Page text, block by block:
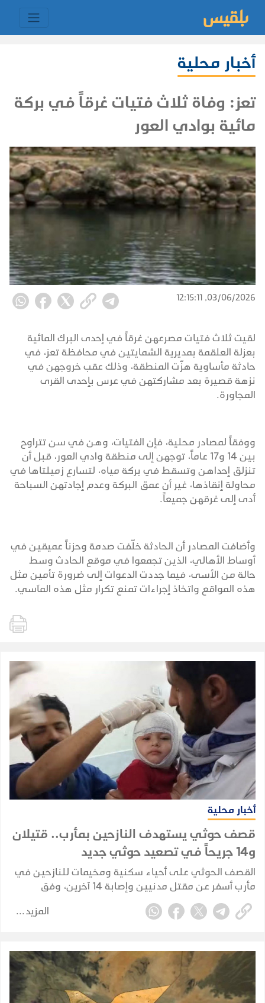
أخبار محلية
تعز: وفاة ثلاث فتيات غرقاً في بركة
مائية بوادي العور
03/06/2026, 12:15:11
لقيت ثلاث فتيات مصرعهن غرقاً في إحدى البرك المائية
بعزلة العلقمة بمديرية الشمايتين في محافظة تعز، في
حادثة مأساوية هزّت المنطقة، وذلك عقب خروجهن في
نزهة قصيرة بعد مشاركتهن في عرس بإحدى القرى
المجاورة.
ووفقاً لمصادر محلية، فإن الفتيات، وهن في سن تتراوح
بين 14 و17 عاماً، توجهن إلى منطقة وادي العور، قبل أن
تنزلق إحداهن وتسقط في بركة مياه، لتسارع زميلتاها في
محاولة إنقاذها، غير أن عمق البركة وعدم إجادتهن السباحة
أدى إلى غرقهن جميعاً.
وأضافت المصادر أن الحادثة خلّفت صدمة وحزناً عميقين في
أوساط الأهالي، الذين تجمعوا في موقع الحادث وسط
حالة من الأسى، فيما جددت الدعوات إلى ضرورة تأمين مثل
هذه المواقع واتخاذ إجراءات تمنع تكرار مثل هذه المآسي.
أخبار محلية
قصف حوثي يستهدف النازحين بمأرب.. قتيلان
و14 جريحاً في تصعيد حوثي جديد
القصف الحوثي على أحياء سكنية ومخيمات للنازحين في
مأرب أسفر عن مقتل مدنيين وإصابة 14 آخرين، وفق
حصيلة أولية أعلنها وزير الصحة.
المزيد